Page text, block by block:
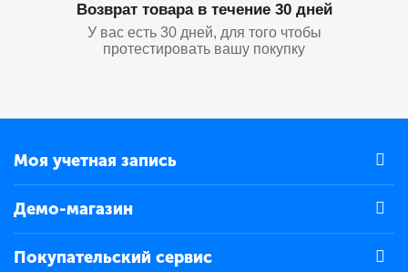
Возврат товара в течение 30 дней
У вас есть 30 дней, для того чтобы
протестировать вашу покупку
Моя учетная запись
Демо-магазин
Покупательский сервис